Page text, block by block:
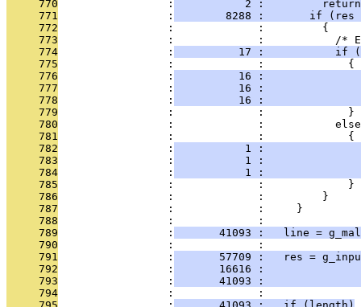
     770
                 :
2 :
     771
                 :
8288 :       if (res
     772
                 :             :         {
     773
:             :           /*
     774
                 :
17 :           if
     775
                 :             :             {
     776
                 :
16 :
     777
                 :
16 :
     778
                 :
16 :
     779
                 :             :             }
     780
                 :             :           else
     781
                 :             :             {
     782
                 :
1 :
     783
                 :
1 :
     784
                 :
1 :
     785
                 :             :             }
     786
                 :             :         }
     787
                 :             :     }
     788
                 :             :
     789
                 :
41093 :   line =
     790
                 :             :
     791
                 :
57709 :   res =
     792
                 :
16616 :
     793
                 :
41093 :
     794
:             :